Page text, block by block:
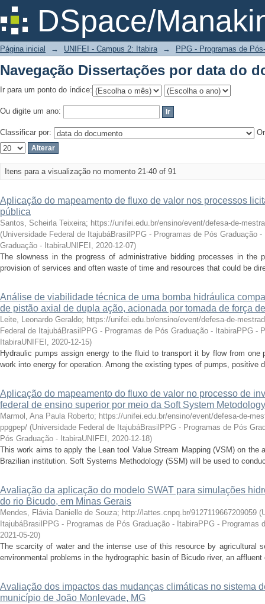
DSpace/
Navegação Dissertações por data do
Página inicial → UNIFEI - Campus 2: Itabira → PPG - Programas de
Navegação Dissertações por data do
Ir para um ponto do índice:
Ou digite um ano:
Classificar por:
Itens para a visualização no momento 21-40 of 91
Aplicação do mapeamento de fluxo de valor nos processos
pública
Santos, Scheirla Teixeira; https://unifei.edu.br/ensino/event/defesa-de-
(Universidade Federal de ItajubáBrasilPPG - Programas de Pós Graduação
Graduação - ItabiraUNIFEI , 2020-12-07)
The slowness in the progress of administrative bidding processes in the
provision of services and often waste of time and resources that could be
Análise de viabilidade técnica de uma bomba hidráulica
de pistão axial de dupla ação, acionada por tomada de força
Leite, Leonardo Geraldo; https://unifei.edu.br/ensino/event/defesa-de-
Federal de ItajubáBrasilPPG - Programas de Pós Graduação - ItabiraPPG -
ItabiraUNIFEI , 2020-12-15)
Hydraulic pumps assign energy to the fluid to transport it by flow from one
work into energy for operation. Among the existing types of pumps, positive
Aplicação do mapeamento do fluxo de valor no processo de
federal de ensino superior por meio da Soft System Metodology
Marmol, Ana Paula Roberto; https://unifei.edu.br/ensino/event/defesa-de-
ppgpep/ (Universidade Federal de ItajubáBrasilPPG - Programas de Pós
Pós Graduação - ItabiraUNIFEI , 2020-12-18)
This work aims to apply the Lean tool Value Stream Mapping (VSM) on the
Brazilian institution. Soft Systems Methodology (SSM) will be used to
Avaliação da aplicação do modelo SWAT para simulações
do rio Bicudo, em Minas Gerais
Mendes, Flávia Danielle de Souza; http://lattes.cnpq.br/9127119667209059 (
ItajubáBrasilPPG - Programas de Pós Graduação - ItabiraPPG - Programas
2021-05-20)
The scarcity of water and the intense use of this resource by agricultural
environmental problems in the hydrographic basin of Bicudo river, an
Avaliação dos impactos das mudanças climáticas no sistema
município de João Monlevade, MG